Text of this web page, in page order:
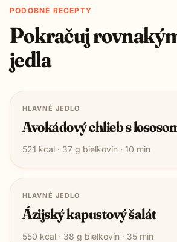
PODOBNÉ RECEPTY
Pokračuj
jedla
HLAVNÉ JEDLO
Avokádový chlieb s
521 kcal · 37 g bielkovín · 10 min
HLAVNÉ JEDLO
Ázijský kapustový šalát
550 kcal · 38 g bielkovín · 35 min